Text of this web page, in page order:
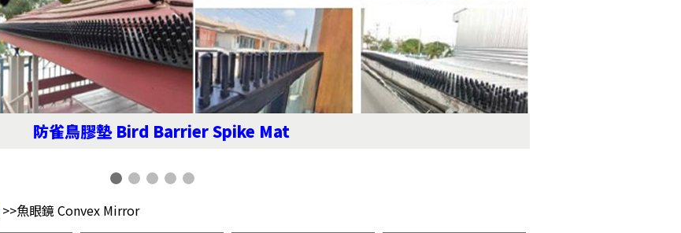
防雀鳥膠墊 Bird Barrier Spike Mat
>>魚眼鏡 Convex Mirror